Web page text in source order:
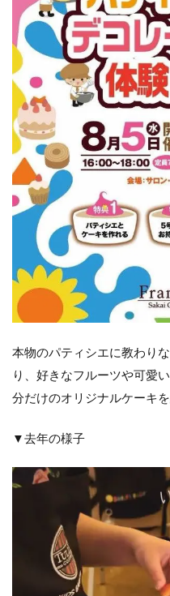
本物のパティシエに教わり
り、好きなフルーツや可愛
分だけのオリジナルケーキ
▼去年の様子